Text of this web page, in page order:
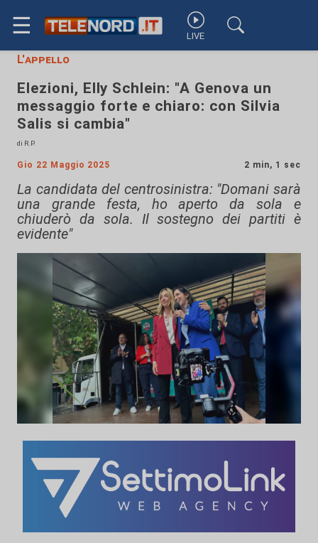
☰ LIVE
L'appello
Elezioni, Elly Schlein: "A Genova un
messaggio forte e chiaro: con Silvia
Salis si cambia"
di R.P.
Gio 22 Maggio 2025 2 min, 1 sec
La candidata del centrosinistra: "Domani sarà
una grande festa, ho aperto da sola e
chiuderò da sola. Il sostegno dei partiti è
evidente"